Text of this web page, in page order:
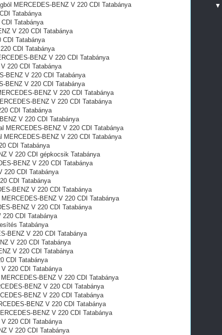
MERCEDES-BENZ V 220 CDI Tatabánya
Tatabánya
Tatabánya
V 220 CDI Tatabánya
Tatabánya
CDI Tatabánya
BENZ V 220 CDI Tatabánya
220 CDI Tatabánya
BENZ V 220 CDI Tatabánya
BENZ V 220 CDI Tatabánya
BENZ V 220 CDI Tatabánya
BENZ V 220 CDI Tatabánya
CDI Tatabánya
V 220 CDI Tatabánya
MERCEDES-BENZ V 220 CDI Tatabánya
BENZ V 220 CDI Tatabánya
CDI Tatabánya
V 220 CDI gépkocsik Tatabánya
BENZ V 220 CDI Tatabánya
220 CDI Tatabánya
CDI Tatabánya
BENZ V 220 CDI Tatabánya
BENZ V 220 CDI Tatabánya
BENZ V 220 CDI Tatabánya
220 CDI Tatabánya
Tatabánya
BENZ V 220 CDI Tatabánya
V 220 CDI Tatabánya
V 220 CDI Tatabánya
CDI Tatabánya
220 CDI Tatabánya
BENZ V 220 CDI Tatabánya
BENZ V 220 CDI Tatabánya
BENZ V 220 CDI Tatabánya
BENZ V 220 CDI Tatabánya
BENZ V 220 CDI Tatabánya
220 CDI Tatabánya
V 220 CDI Tatabánya
▼